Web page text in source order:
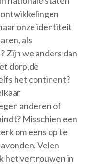
onze identiteit
als
Zijn we anders dan
dorp,de
het continent?
anderen of
Misschien een
om eens op te
Velen
het vertrouwen in